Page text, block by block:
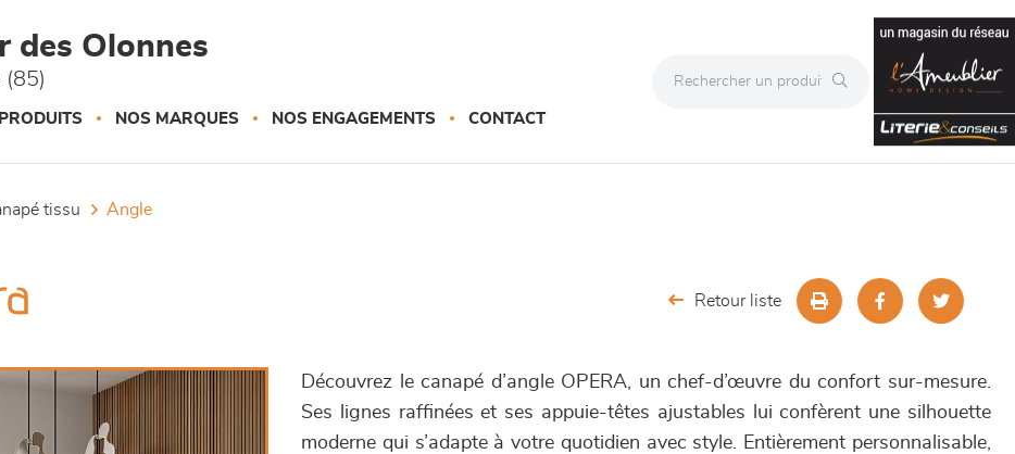
des Olonnes
(85)
NOS MARQUES NOS ENGAGEMENTS CONTACT
tissu angle
Retour liste
Découvrez le canapé d’angle OPERA, un chef-d’œuvre du confort sur-mesure.
Ses lignes raffinées et ses appuie-têtes ajustables lui confèrent une silhouette
moderne qui s’adapte à votre quotidien avec style. Entièrement personnalisable,